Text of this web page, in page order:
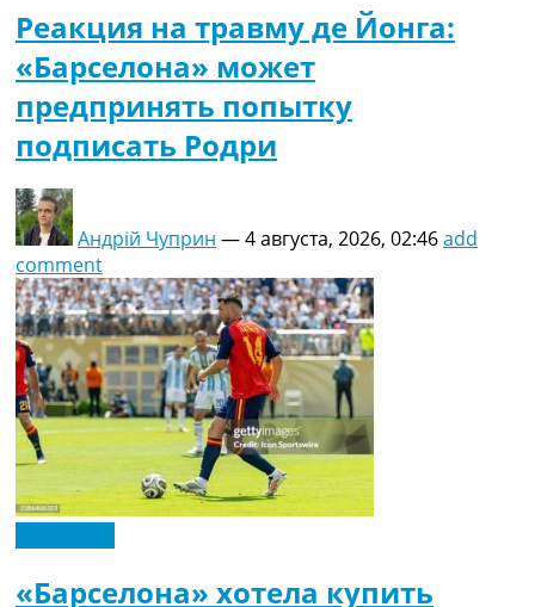
Реакция на травму де Йонга:
«Барселона» может
предпринять попытку
подписать Родри
Андрій Чуприн —4 августа, 2026, 02:46add
comment
«Барселона» хотела купить